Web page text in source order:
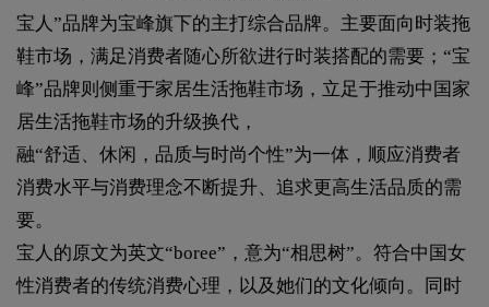
宝人”品牌为宝峰旗下的主打综合品牌。主要面向时装拖
鞋市场，满足消费者随心所欲进行时装搭配的需要；“宝
峰”品牌则侧重于家居生活拖鞋市场，立足于推动中国家
居生活拖鞋市场的升级换代，
融“舒适、休闲，品质与时尚个性”为一体，顺应消费者
消费水平与消费理念不断提升、追求更高生活品质的需
要。
宝人的原文为英文“boree”，意为“相思树”。符合中国女
性消费者的传统消费心理，以及她们的文化倾向。同时